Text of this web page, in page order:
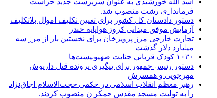
اسد الله خورشیدی به عنوان سرپرست جدید حراست
فرمانداری رشت منصوب شد.
دستور دادستان کل کشور برای تعیین تکلیف اموال بلاتکلیف
آزمایش موفق میدانی کروز هواپایه حیدر
تجارت خارجی مرز پرویزخان برای نخستین بار از مرز سه
میلیارد دلار گذشت
۱۰۳۰ کودک قربانی جنایت صهیونیست‌ها
دستور رئیس جمهور برای پیگیری پرونده قتل داریوش
مهرجویی و همسرش
رهبر معظم انقلاب اسلامی در حکمی حجت‌الاسلام اجاق‌نژاد
را به تولیت مسجد مقدس جمکران منصوب کردند.